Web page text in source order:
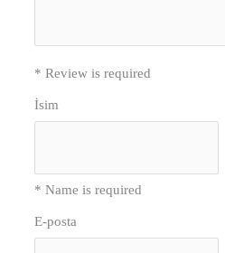
* Review is required
İsim
* Name is required
E-posta